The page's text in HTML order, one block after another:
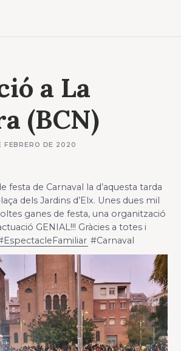
a La
(BCN)
FEBRERO DE 2020
festa de Carnaval la d’aquesta tarda
dels Jardins d’Elx. Unes dues mil
ganes de festa, una organització
GENIAL!!! Gràcies a totes i
#Carnaval